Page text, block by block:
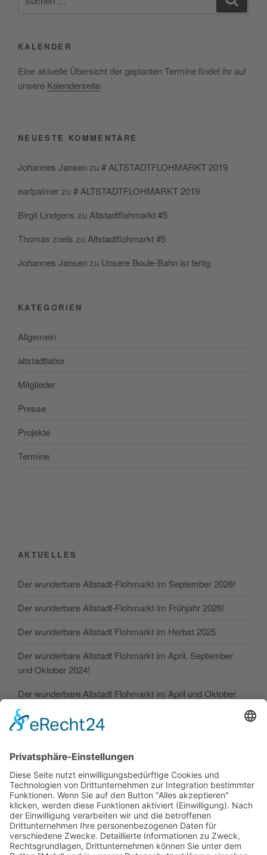
nach:
KALENDER
Eine aktuelle Übersicht der geplanten Termine findet ihr auf
unsere Kalenderseite.
NEUESTE KOMMENTARE
Johannes Jansen zu # ALTSTADTFLOHMARKT 2019
earlpalmerzu # ALTSTADTFLOHMARKT 2019
Birgit Lindgens zu Altstadtflohmarkt #5
Thomas zoels zu Altstadtflohmarkt #5
Johannes Jansen zu Unsere Boule-Bahn ist fertig
KATEGORIEN
Allgemein
altstadtlabor
Mitglieder
Presse
Projekte
Termine
AKTUELLES
Der wunderbare Altstadt-Flohmarkt im September 2026!
Der wunderbare Altstadt-Flohmarkt im Frühjahr 2026!
Der wunderbare Altstadt Flohmarkt im Herbst 2025
Der wunderbare Altstadt Flohmarkt im April, September
und Oktober 2024!
Der wunderbare Altstadt Flohmarkt im April und Oktober
2024!
SONSTIGE
Kontakt
Facebook
Impressum